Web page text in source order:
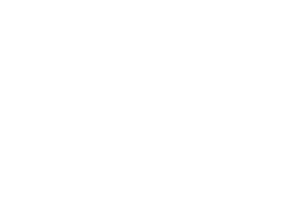
Schaltflächen um die
Wert ein